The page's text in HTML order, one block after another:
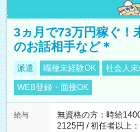
3ヵ月で73万円稼ぐ！
のお話相手など＊
派遣 職種未経験OK 社会人
WEB登録・面接OK
給与
無資格の方：時給
2125円 / 初任者以上